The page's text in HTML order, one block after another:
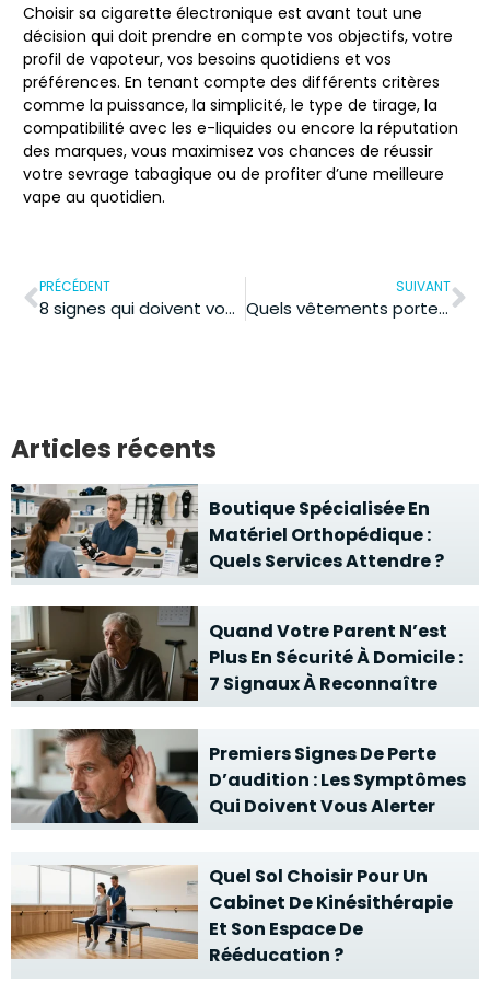
Choisir sa cigarette électronique est avant tout une
décision qui doit prendre en compte vos objectifs, votre
profil de vapoteur, vos besoins quotidiens et vos
préférences. En tenant compte des différents critères
comme la puissance, la simplicité, le type de tirage, la
compatibilité avec les e-liquides ou encore la réputation
des marques, vous maximisez vos chances de réussir
votre sevrage tabagique ou de profiter d’une meilleure
vape au quotidien.
PRÉCÉDENT
8 signes qui doivent vous pousser à évaluer la densité de vos os
SUIVANT
Quels vêtements porter en cas d’eczéma ?
Articles récents
Boutique Spécialisée En
Matériel Orthopédique :
Quels Services Attendre ?
Quand Votre Parent N’est
Plus En Sécurité À Domicile :
7 Signaux À Reconnaître
Premiers Signes De Perte
D’audition : Les Symptômes
Qui Doivent Vous Alerter
Quel Sol Choisir Pour Un
Cabinet De Kinésithérapie
Et Son Espace De
Rééducation ?